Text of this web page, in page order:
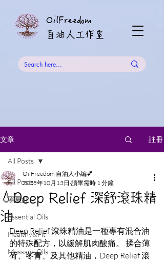
OilFreedom
​自油人工作室
文章 註冊
All Posts
寧夏紅
Essential Oils
Healthy&Fit
Massage Oils
All Posts
💧Deep Relief 深舒滾珠精
油
OilFreedom 自油人小編💕
2025年10月13日 讀畢需時 1 分鐘
Deep Relief 滾珠精油是一種專有混合油
的特殊配方，以緩解肌肉酸痛。 揉合薄
荷、冬青、及其他精油，Deep Relief 滾